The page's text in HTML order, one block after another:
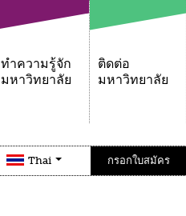
ทำความรู้จัก
มหาวิทยาลัย
ติดต่อ
มหาวิทยาลัย
Thai กรอกใบสมัคร